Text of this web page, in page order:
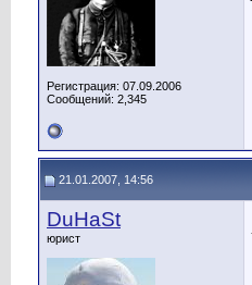
Регистрация: 07.09.2006
Сообщений: 2,345
21.01.2007, 14:56
DuHaSt
юрист